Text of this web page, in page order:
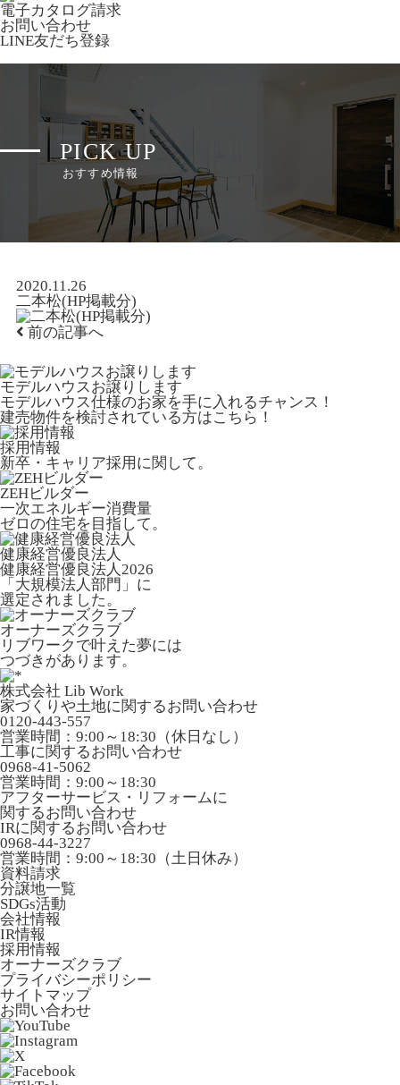
電子カタログ請求
お問い合わせ
LINE友だち登録
PICK UP
おすすめ情報
2020.11.26
二本松(HP掲載分)
前の記事へ
モデルハウスお譲りします
モデルハウス仕様のお家を手に入れるチャンス！
建売物件を検討されている方はこちら！
採用情報
新卒・キャリア採用に関して。
ZEHビルダー
一次エネルギー消費量
ゼロの住宅を目指して。
健康経営優良法人
健康経営優良法人2026
「大規模法人部門」に
選定されました。
オーナーズクラブ
リブワークで叶えた夢には
つづきがあります。
株式会社 Lib Work
家づくりや土地に関するお問い合わせ
0120-443-557
営業時間：9:00～18:30（休日なし）
工事に関するお問い合わせ
0968-41-5062
営業時間：9:00～18:30
アフターサービス・リフォームに
関するお問い合わせ
IRに関するお問い合わせ
0968-44-3227
営業時間：9:00～18:30（土日休み）
資料請求
分譲地一覧
SDGs活動
会社情報
IR情報
採用情報
オーナーズクラブ
プライバシーポリシー
サイトマップ
お問い合わせ